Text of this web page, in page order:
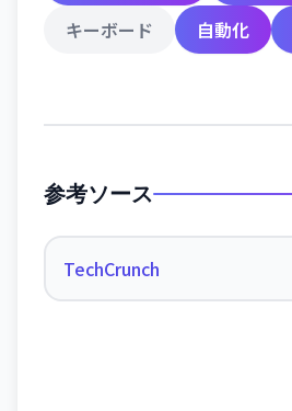
キーボード
自動化
参考ソース
TechCrunch